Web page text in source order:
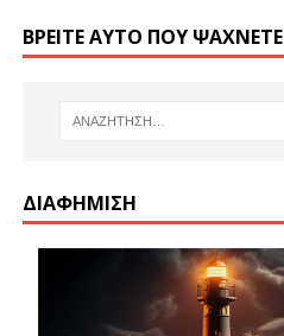
ΒΡΕΊΤΕ ΑΥΤΌ ΠΟΥ ΨΆΧΝΕΤΕ
ΔΙΑΦΉΜΙΣΗ